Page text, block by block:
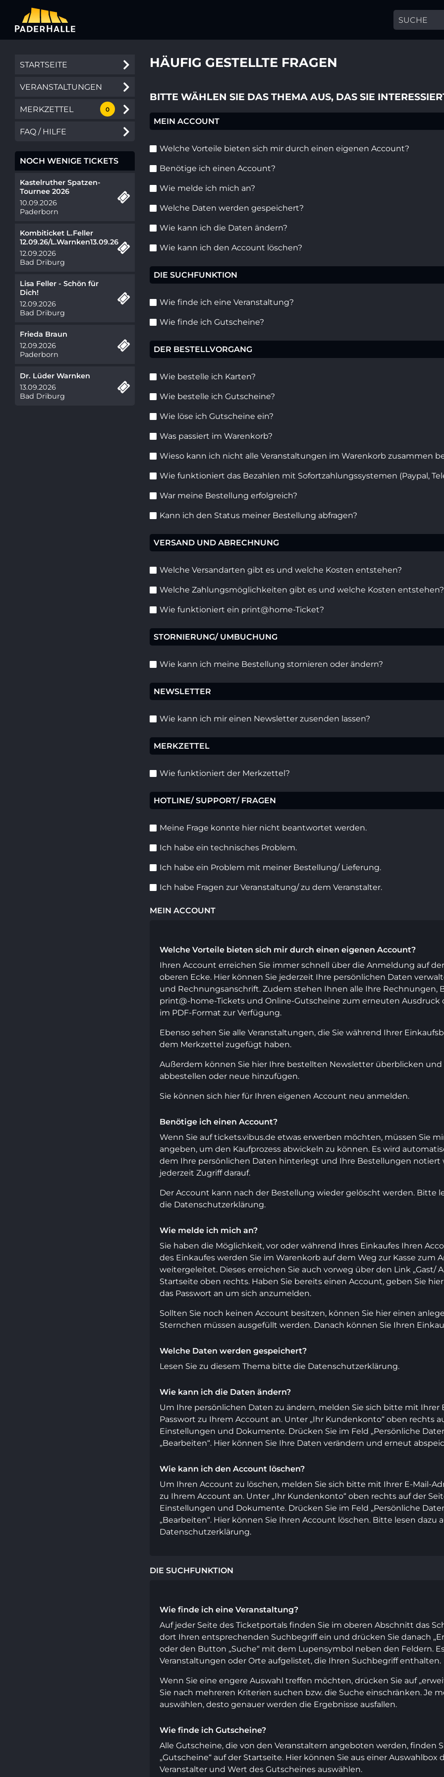
STARTSEITE
VERANSTALTUNGEN
MERKZETTEL 0
FAQ / HILFE
NOCH WENIGE TICKETS
Kastelruther Spatzen-
Tournee 2026
10.09.2026
Paderborn
Kombiticket L.Feller
12.09.26/L.Warnken13.09.26
12.09.2026
Bad Driburg
Lisa Feller - Schön für
Dich!
12.09.2026
Bad Driburg
Frieda Braun
12.09.2026
Paderborn
Dr. Lüder Warnken
13.09.2026
Bad Driburg
HÄUFIG GESTELLTE FRAGEN
BITTE WÄHLEN SIE DAS THEMA AUS, DAS SIE
MEIN ACCOUNT
Welche Vorteile bieten sich mir durch einen eigenen Account?
Benötige ich einen Account?
Wie melde ich mich an?
Welche Daten werden gespeichert?
Wie kann ich die Daten ändern?
Wie kann ich den Account löschen?
DIE SUCHFUNKTION
Wie finde ich eine Veranstaltung?
Wie finde ich Gutscheine?
DER BESTELLVORGANG
Wie bestelle ich Karten?
Wie bestelle ich Gutscheine?
Wie löse ich Gutscheine ein?
Was passiert im Warenkorb?
Wieso kann ich nicht alle Veranstaltungen im Warenkorb zusammen
Wie funktioniert das Bezahlen mit Sofortzahlungssystemen (Paypal,
War meine Bestellung erfolgreich?
Kann ich den Status meiner Bestellung abfragen?
VERSAND UND ABRECHNUNG
Welche Versandarten gibt es und welche Kosten entstehen?
Welche Zahlungsmöglichkeiten gibt es und welche Kosten entstehen?
Wie funktioniert ein print@home-Ticket?
STORNIERUNG/ UMBUCHUNG
Wie kann ich meine Bestellung stornieren oder ändern?
NEWSLETTER
Wie kann ich mir einen Newsletter zusenden lassen?
MERKZETTEL
Wie funktioniert der Merkzettel?
HOTLINE/ SUPPORT/ FRAGEN
Meine Frage konnte hier nicht beantwortet werden.
Ich habe ein technisches Problem.
Ich habe ein Problem mit meiner Bestellung/ Lieferung.
Ich habe Fragen zur Veranstaltung/ zu dem Veranstalter.
MEIN ACCOUNT
Welche Vorteile bieten sich mir durch einen eigenen Account?
Ihren Account erreichen Sie immer schnell über die Anmeldung auf
oberen Ecke. Hier können Sie jederzeit Ihre persönlichen Daten
und Rechnungsanschrift. Zudem stehen Ihnen alle Ihre Rechnungen,
print@-home-Tickets und Online-Gutscheine zum erneuten Ausdruck
im PDF-Format zur Verfügung.
Ebenso sehen Sie alle Veranstaltungen, die Sie während Ihrer
dem Merkzettel zugefügt haben.
Außerdem können Sie hier Ihre bestellten Newsletter überblicken und
abbestellen oder neue hinzufügen.
Sie können sich hier für Ihren eigenen Account neu anmelden.
Benötige ich einen Account?
Wenn Sie auf tickets.vibus.de etwas erwerben möchten, müssen Sie
angeben, um den Kaufprozess abwickeln zu können. Es wird
dem Ihre persönlichen Daten hinterlegt und Ihre Bestellungen notiert
jederzeit Zugriff darauf.
Der Account kann nach der Bestellung wieder gelöscht werden. Bitte
die Datenschutzerklärung.
Wie melde ich mich an?
Sie haben die Möglichkeit, vor oder während Ihres Einkaufes Ihren
des Einkaufes werden Sie im Warenkorb auf dem Weg zur Kasse zum
weitergeleitet. Dieses erreichen Sie auch vorweg über den Link „Gast/
Startseite oben rechts. Haben Sie bereits einen Account, geben Sie
das Passwort an um sich anzumelden.
Sollten Sie noch keinen Account besitzen, können Sie hier einen
Sternchen müssen ausgefüllt werden. Danach können Sie Ihren
Welche Daten werden gespeichert?
Lesen Sie zu diesem Thema bitte die Datenschutzerklärung.
Wie kann ich die Daten ändern?
Um Ihre persönlichen Daten zu ändern, melden Sie sich bitte mit Ihrer
Passwort zu Ihrem Account an. Unter „Ihr Kundenkonto“ oben rechts
Einstellungen und Dokumente. Drücken Sie im Feld „Persönliche
„Bearbeiten“. Hier können Sie Ihre Daten verändern und erneut
Wie kann ich den Account löschen?
Um Ihren Account zu löschen, melden Sie sich bitte mit Ihrer E-Mail-
zu Ihrem Account an. Unter „Ihr Kundenkonto“ oben rechts auf der
Einstellungen und Dokumente. Drücken Sie im Feld „Persönliche
„Bearbeiten“. Hier können Sie Ihren Account löschen. Bitte lesen dazu
Datenschutzerklärung.
DIE SUCHFUNKTION
Wie finde ich eine Veranstaltung?
Auf jeder Seite des Ticketportals finden Sie im oberen Abschnitt das
dort Ihren entsprechenden Suchbegriff ein und drücken Sie danach
oder den Button „Suche“ mit dem Lupensymbol neben den Feldern.
Veranstaltungen oder Orte aufgelistet, die Ihren Suchbegriff enthalten.
Wenn Sie eine engere Auswahl treffen möchten, drücken Sie auf
Sie nach mehreren Kriterien suchen bzw. die Suche einschränken. Je
auswählen, desto genauer werden die Ergebnisse ausfallen.
Wie finde ich Gutscheine?
Alle Gutscheine, die von den Veranstaltern angeboten werden, finden
„Gutscheine“ auf der Startseite. Hier können Sie aus einer
Veranstalter und Wert des Gutscheines auswählen.